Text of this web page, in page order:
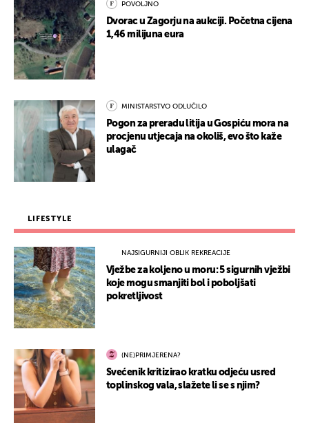
POVOLJNO
Dvorac u Zagorju na aukciji. Početna cijena
1,46 milijuna eura
MINISTARSTVO ODLUČILO
Pogon za preradu litija u Gospiću mora na
procjenu utjecaja na okoliš, evo što kaže
ulagač
LIFESTYLE
NAJSIGURNIJI OBLIK REKREACIJE
Vježbe za koljeno u moru: 5 sigurnih vježbi
koje mogu smanjiti bol i poboljšati
pokretljivost
(NE)PRIMJERENA?
Svećenik kritizirao kratku odjeću usred
toplinskog vala, slažete li se s njim?